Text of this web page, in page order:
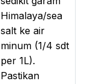
Himalaya/sea
salt ke air
minum (1/4 sdt
per 1L).
Pastikan